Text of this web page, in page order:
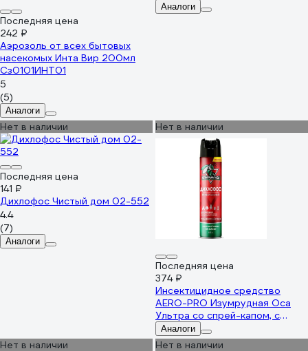
Последняя цена
242 ₽
Аэрозоль от всех бытовых
насекомых Инта Вир 200мл
Сз0101ИНТ01
5
(5)
Аналоги
Аналоги
Нет в наличии
Последняя цена
141 ₽
Дихлофос Чистый дом 02-552
4.4
(7)
Аналоги
Нет в наличии
Последняя цена
374 ₽
Инсектицидное средство
AERO-PRO Изумрудная Оса
Ультра со спрей-капом, с
трубочкой, 600 мл 100400
Аналоги
Нет в наличии Нет в наличии